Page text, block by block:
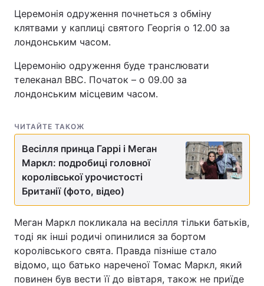
Церемонія одруження почнеться з обміну
клятвами у каплиці святого Георгія о 12.00 за
лондонським часом.
Церемонію одруження буде транслювати
телеканал BBC. Початок – о 09.00 за
лондонським місцевим часом.
ЧИТАЙТЕ ТАКОЖ
Весілля принца Гаррі і Меган
Маркл: подробиці головної
королівської урочистості
Британії (фото, відео)
Меган Маркл покликала на весілля тільки батьків,
тоді як інші родичі опинилися за бортом
королівського свята. Правда пізніше стало
відомо, що батько нареченої Томас Маркл, який
повинен був вести її до вівтаря, також не приїде